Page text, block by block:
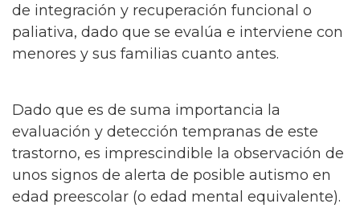
de integración y recuperación funcional o
paliativa, dado que se evalúa e interviene con
menores y sus familias cuanto antes.
Dado que es de suma importancia la
evaluación y detección tempranas de este
trastorno, es imprescindible la observación de
unos signos de alerta de posible autismo en
edad preescolar (o edad mental equivalente).